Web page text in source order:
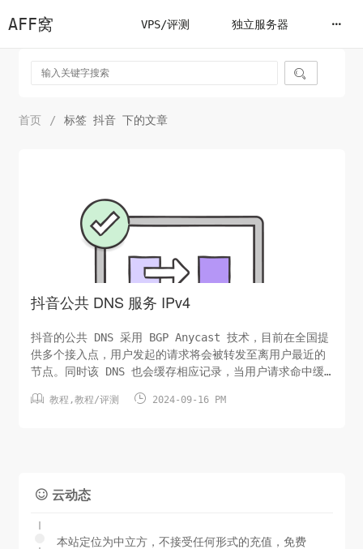
AFF窝 VPS/评测 独立服务器

首页 / 标签 抖音 下的文章
抖音公共 DNS 服务 IPv4
抖音的公共 DNS 采用 BGP Anycast 技术，目前在全国提
供多个接入点，用户发起的请求将会被转发至离用户最近的
节点。同时该 DNS 也会缓存相应记录，当用户请求命中缓
析结果，以提升地址解析速度。 目前该 DNS 服务只支持
 教程 ,教程/评测  2024-09-16 PM
 云动态
本站定位为中立方，不接受任何形式的充值，免费